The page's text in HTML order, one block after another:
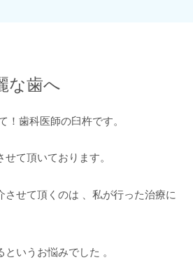
な歯へ
！歯科医師の臼杵です。
て頂いております。
させて頂くのは 、私が行った治療に
いうお悩みでした 。